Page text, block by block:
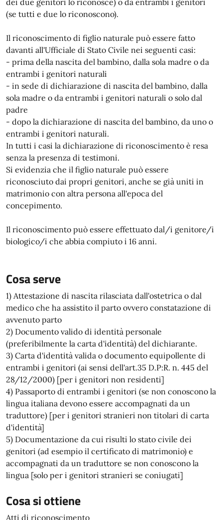
dei due genitori lo riconosce) o da entrambi i genitori
(se tutti e due lo riconoscono).
Il riconoscimento di figlio naturale può essere fatto
davanti all'Ufficiale di Stato Civile nei seguenti casi:
- prima della nascita del bambino, dalla sola madre o da
entrambi i genitori naturali
- in sede di dichiarazione di nascita del bambino, dalla
sola madre o da entrambi i genitori naturali o solo dal
padre
- dopo la dichiarazione di nascita del bambino, da uno o
entrambi i genitori naturali.
In tutti i casi la dichiarazione di riconoscimento è resa
senza la presenza di testimoni.
Si evidenzia che il figlio naturale può essere
riconosciuto dai propri genitori, anche se già uniti in
matrimonio con altra persona all'epoca del
concepimento.
Il riconoscimento può essere effettuato dal/i genitore/i
biologico/i che abbia compiuto i 16 anni.
Cosa serve
1) Attestazione di nascita rilasciata dall'ostetrica o dal
medico che ha assistito il parto ovvero constatazione di
avvenuto parto
2) Documento valido di identità personale
(preferibilmente la carta d'identità) del dichiarante.
3) Carta d'identità valida o documento equipollente di
entrambi i genitori (ai sensi dell'art.35 D.P:R. n. 445 del
28/12/2000) [per i genitori non residenti]
4) Passaporto di entrambi i genitori (se non conoscono la
lingua italiana devono essere accompagnati da un
traduttore) [per i genitori stranieri non titolari di carta
d'identità]
5) Documentazione da cui risulti lo stato civile dei
genitori (ad esempio il certificato di matrimonio) e
accompagnati da un traduttore se non conoscono la
lingua [solo per i genitori stranieri se coniugati]
Cosa si ottiene
Atti di riconoscimento